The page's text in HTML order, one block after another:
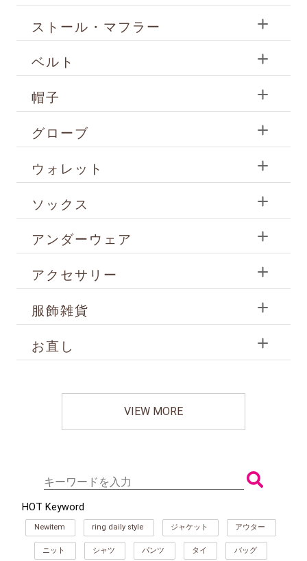
ストール・マフラー
ベルト
帽子
グローブ
ウォレット
ソックス
アンダーウェア
アクセサリー
服飾雑貨
お直し
VIEW MORE
HOT Keyword
Newitem ring daily style ジャケット アウター
ニット シャツ パンツ タイ バッグ